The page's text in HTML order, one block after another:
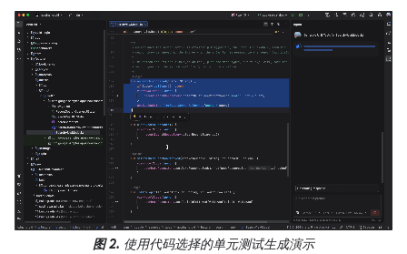
图 2. 使用代码选择的单元测试生成演示